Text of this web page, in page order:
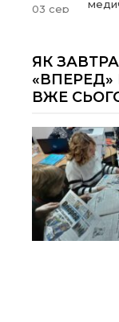
03 сер
09:27
03 сер
ВПО
за
14:12
01 сер
14:04
01 сер
ЯК
ВЖЕ